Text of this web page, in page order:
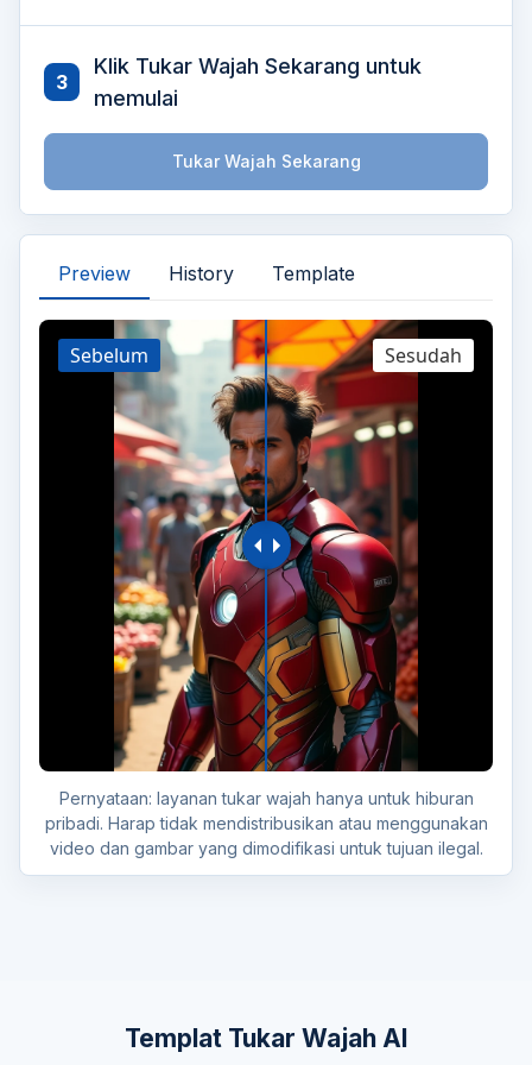
3
Klik Tukar Wajah Sekarang untuk
memulai
Tukar Wajah Sekarang
Preview History Template
Sesudah
Sebelum
Pernyataan: layanan tukar wajah hanya untuk hiburan
pribadi. Harap tidak mendistribusikan atau menggunakan
video dan gambar yang dimodifikasi untuk tujuan ilegal.
Templat Tukar Wajah AI